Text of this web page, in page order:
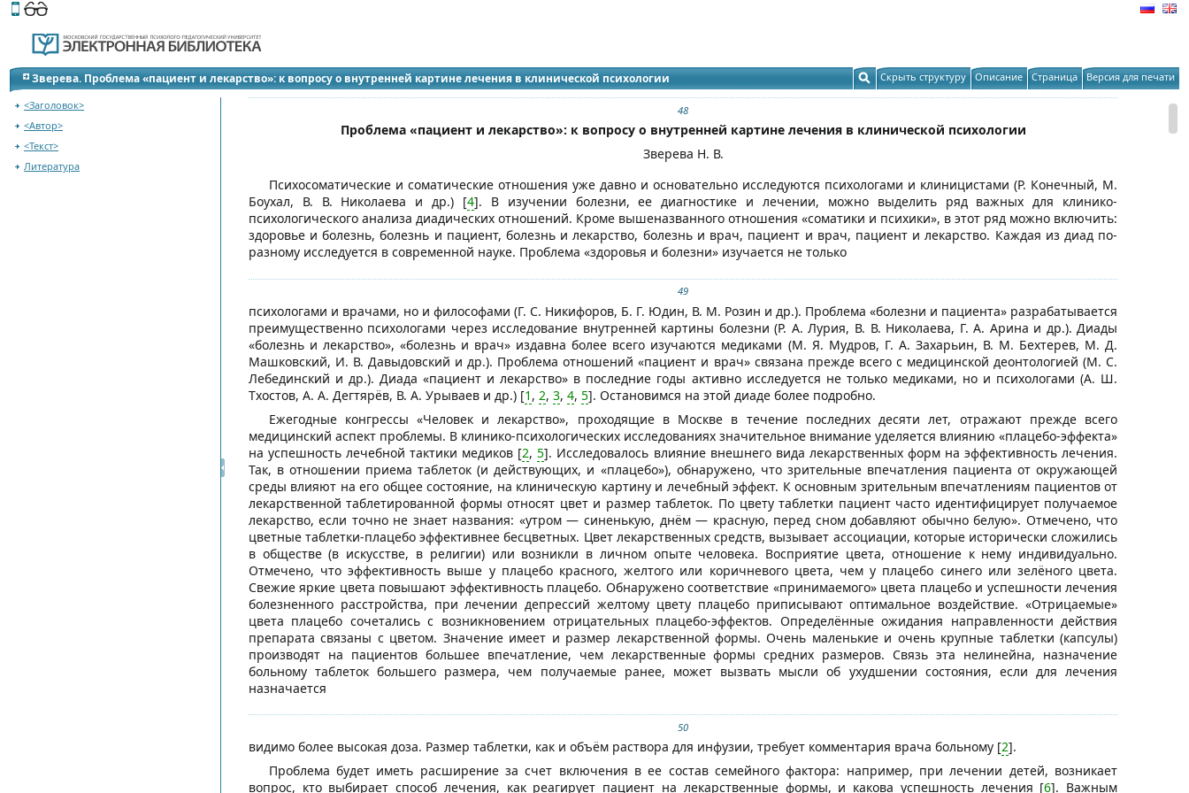
Этот сайт поддерживает
Зверева. Проблема «пациент и лекарство»: к вопросу о внутренней картине лечения в клинической психологии Скрыть структуру Описание Страница Версия для печати
<Заголовок>
<Автор>
<Текст>
Литература
48
Проблема «пациент и лекарство»: к вопросу о внутренней картине лечения в клинической психологии
Зверева Н. В.
Психосоматические и соматические отношения уже давно и основательно исследуются психологами и клиницистами (Р. Конечный, М.
Боухал, В. В. Николаева и др.) [4]. В изучении болезни, ее диагностике и лечении, можно выделить ряд важных для клинико-
психологического анализа диадических отношений. Кроме вышеназванного отношения «соматики и психики», в этот ряд можно включить:
здоровье и болезнь, болезнь и пациент, болезнь и лекарство, болезнь и врач, пациент и врач, пациент и лекарство. Каждая из диад по-
разному исследуется в современной науке. Проблема «здоровья и болезни» изучается не только
49
психологами и врачами, но и философами (Г. С. Никифоров, Б. Г. Юдин, В. М. Розин и др.). Проблема «болезни и пациента» разрабатывается
преимущественно психологами через исследование внутренней картины болезни (Р. А. Лурия, В. В. Николаева, Г. А. Арина и др.). Диады
«болезнь и лекарство», «болезнь и врач» издавна более всего изучаются медиками (М. Я. Мудров, Г. А. Захарьин, В. М. Бехтерев, М. Д.
Машковский, И. В. Давыдовский и др.). Проблема отношений «пациент и врач» связана прежде всего с медицинской деонтологией (М. С.
Лебединский и др.). Диада «пациент и лекарство» в последние годы активно исследуется не только медиками, но и психологами (А. Ш.
Тхостов, А. А. Дегтярёв, В. А. Урываев и др.) [1 , 2, 3, 4, 5]. Остановимся на этой диаде более подробно.
Ежегодные конгрессы «Человек и лекарство», проходящие в Москве в течение последних десяти лет, отражают прежде всего
медицинский аспект проблемы. В клинико-психологических исследованиях значительное внимание уделяется влиянию «плацебо-эффекта»
на успешность лечебной тактики медиков [2,5]. Исследовалось влияние внешнего вида лекарственных форм на эффективность лечения.
Так, в отношении приема таблеток (и действующих, и «плацебо»), обнаружено, что зрительные впечатления пациента от окружающей
среды влияют на его общее состояние, на клиническую картину и лечебный эффект. К основным зрительным впечатлениям пациентов от
лекарственной таблетированной формы относят цвет и размер таблеток. По цвету таблетки пациент часто идентифицирует получаемое
лекарство, если точно не знает названия: «утром — синенькую, днём — красную, перед сном добавляют обычно белую». Отмечено, что
цветные таблетки-плацебо эффективнее бесцветных. Цвет лекарственных средств, вызывает ассоциации, которые исторически сложились
в обществе (в искусстве, в религии) или возникли в личном опыте человека. Восприятие цвета, отношение к нему индивидуально.
Отмечено, что эффективность выше у плацебо красного, желтого или коричневого цвета, чем у плацебо синего или зелёного цвета.
Свежие яркие цвета повышают эффективность плацебо. Обнаружено соответствие «принимаемого» цвета плацебо и успешности лечения
болезненного расстройства, при лечении депрессий желтому цвету плацебо приписывают оптимальное воздействие. «Отрицаемые»
цвета плацебо сочетались с возникновением отрицательных плацебо-эффектов. Определённые ожидания направленности действия
препарата связаны с цветом. Значение имеет и размер лекарственной формы. Очень маленькие и очень крупные таблетки (капсулы)
производят на пациентов большее впечатление, чем лекарственные формы средних размеров. Связь эта нелинейна, назначение
больному таблеток большего размера, чем получаемые ранее, может вызвать мысли об ухудшении состояния, если для лечения
назначается
50
видимо более высокая доза. Размер таблетки, как и объём раствора для инфузии, требует комментария врача больному [2].
Проблема будет иметь расширение за счет включения в ее состав семейного фактора: например, при лечении детей, возникает
вопрос, кто выбирает способ лечения, как реагирует пациент на лекарственные формы, и какова успешность лечения [6]. Важным